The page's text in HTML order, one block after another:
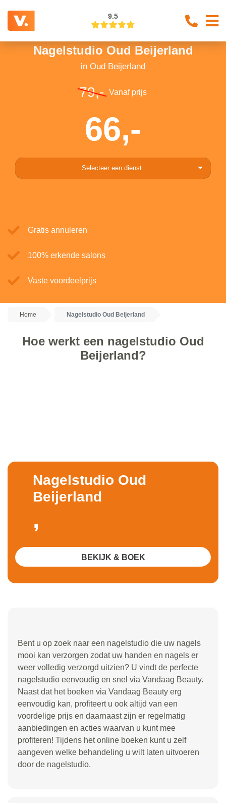
9.5
Nagelstudio Oud Beijerland
in Oud Beijerland
79,- Vanaf prijs
66,-
Selecteer een dienst
Gratis annuleren
100% erkende salons
Vaste voordeelprijs
Home Nagelstudio Oud Beijerland
Hoe werkt een nagelstudio Oud
Beijerland?
Bent u op zoek naar een nagelstudio die uw nagels
mooi kan verzorgen zodat uw handen en nagels er
weer volledig verzorgd uitzien? U vindt de perfecte
nagelstudio eenvoudig en snel via Vandaag Beauty.
Naast dat het boeken via Vandaag Beauty erg
eenvoudig kan, profiteert u ook altijd van een
voordelige prijs en daarnaast zijn er regelmatig
aanbiedingen en acties waarvan u kunt mee
profiteren! Tijdens het online boeken kunt u zelf
aangeven welke behandeling u wilt laten uitvoeren
door de nagelstudio.
Nagelstudio Oud
Beijerland
,
BEKIJK & BOEK